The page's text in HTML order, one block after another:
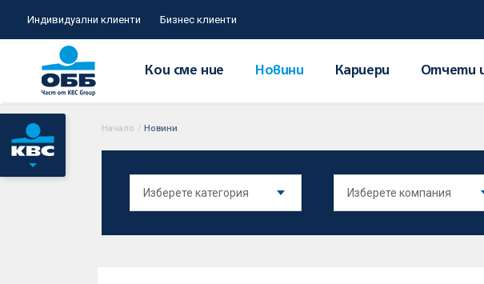
Индивидуални клиенти Бизнес клиенти
Кои сме ние Новини Кариери Отчети
Начало / Новини